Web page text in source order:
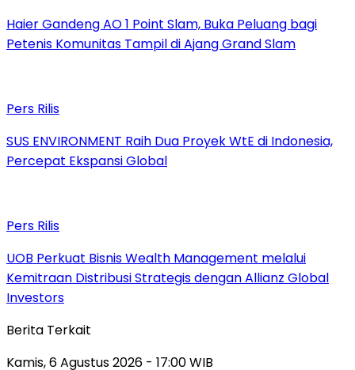
Haier Gandeng AO 1 Point Slam, Buka Peluang bagi
Petenis Komunitas Tampil di Ajang Grand Slam
Pers Rilis
SUS ENVIRONMENT Raih Dua Proyek WtE di Indonesia,
Percepat Ekspansi Global
Pers Rilis
UOB Perkuat Bisnis Wealth Management melalui
Kemitraan Distribusi Strategis dengan Allianz Global
Investors
Berita Terkait
Kamis, 6 Agustus 2026 - 17:00 WIB